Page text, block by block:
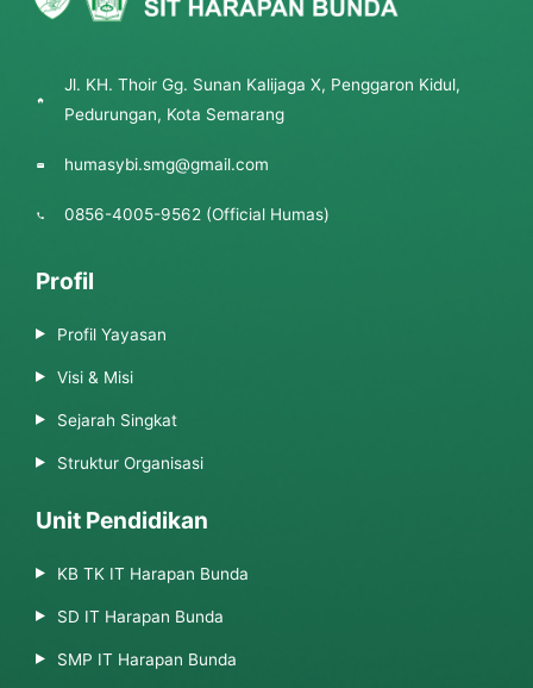
Jl. KH. Thoir Gg. Sunan Kalijaga X, Penggaron Kidul,
Pedurungan, Kota Semarang
humasybi.smg@gmail.com
0856-4005-9562 (Official Humas)
Profil
Profil Yayasan
Visi & Misi
Sejarah Singkat
Struktur Organisasi
Unit Pendidikan
KB TK IT Harapan Bunda
SD IT Harapan Bunda
SMP IT Harapan Bunda